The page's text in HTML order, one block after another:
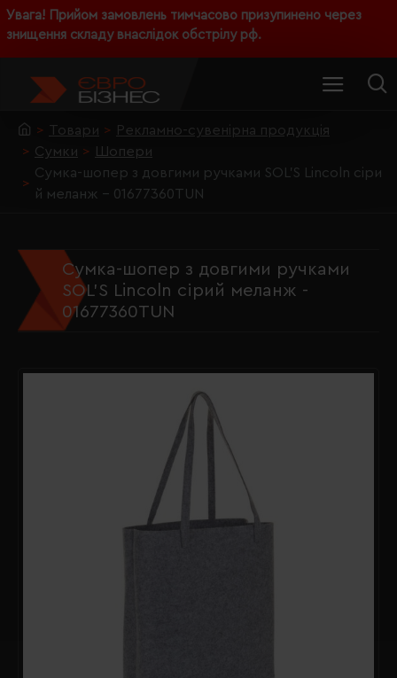
Увага! Прийом замовлень тимчасово призупинено через
знищення складу внаслідок обстрілу рф.
Товари
Рекламно-сувенірна продукція
Сумки
Шопери
Сумка-шопер з довгими ручками SOL'S Lincoln сіри
й меланж - 01677360TUN
Сумка-шопер з довгими ручками
SOL'S Lincoln сірий меланж -
01677360TUN